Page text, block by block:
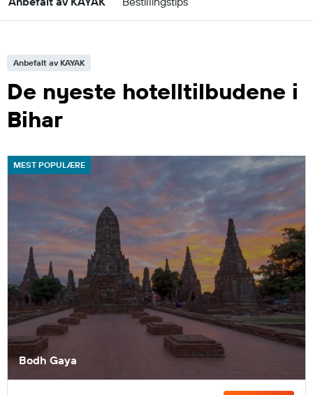
Anbefalt av KAYAK
De nyeste hotelltilbudene i
Bihar
MEST POPULÆRE
Bodh Gaya